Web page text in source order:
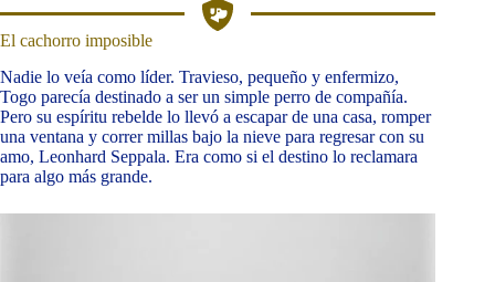
El cachorro imposible
Nadie lo veía como líder. Travieso, pequeño y enfermizo,
Togo parecía destinado a ser un simple perro de compañía.
Pero su espíritu rebelde lo llevó a escapar de una casa, romper
una ventana y correr millas bajo la nieve para regresar con su
amo, Leonhard Seppala. Era como si el destino lo reclamara
para algo más grande.